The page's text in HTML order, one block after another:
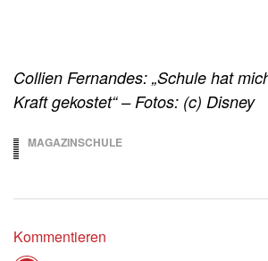
Collien Fernandes: „Schule hat
Kraft gekostet“ – Fotos: (c) Disney
MAGAZINSCHULE
Kommentieren